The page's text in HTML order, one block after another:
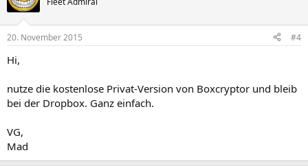
20. November 2015 #4
Hi,
nutze die kostenlose Privat-Version von Boxcryptor und bleib
bei der Dropbox. Ganz einfach.
VG,
Mad